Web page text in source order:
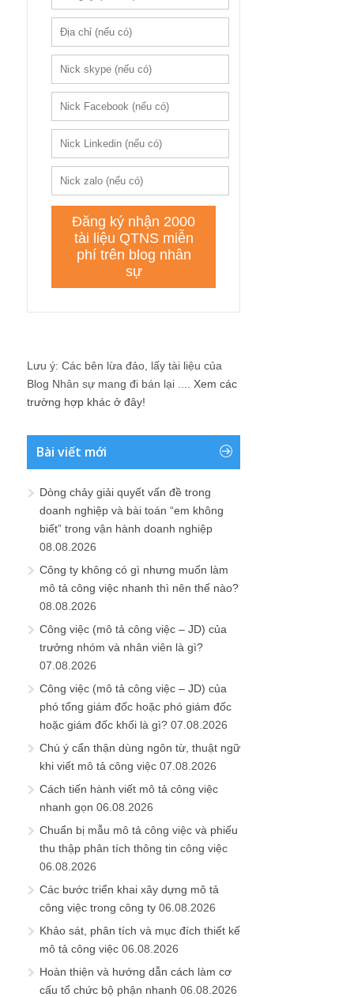
Lưu ý: Các bên lừa đảo, lấy tài liệu của
Blog Nhân sự mang đi bán lại .... Xem các
trường hợp khác ở đây!
Bài viết mới
Dòng chảy giải quyết vấn đề trong
doanh nghiệp và bài toán “em không
biết” trong vận hành doanh nghiệp
08.08.2026
Công ty không có gì nhưng muốn làm
mô tả công việc nhanh thì nên thế nào?
08.08.2026
Công việc (mô tả công việc – JD) của
trưởng nhóm và nhân viên là gì?
07.08.2026
Công việc (mô tả công việc – JD) của
phó tổng giám đốc hoặc phó giám đốc
hoặc giám đốc khối là gì? 07.08.2026
Chú ý cẩn thận dùng ngôn từ, thuật ngữ
khi viết mô tả công việc 07.08.2026
Cách tiến hành viết mô tả công việc
nhanh gọn 06.08.2026
Chuẩn bị mẫu mô tả công việc và phiếu
thu thập phân tích thông tin công việc
06.08.2026
Các bước triển khai xây dựng mô tả
công việc trong công ty 06.08.2026
Khảo sát, phân tích và mục đích thiết kế
mô tả công việc 06.08.2026
Hoàn thiện và hướng dẫn cách làm cơ
cấu tổ chức bộ phận nhanh 06.08.2026